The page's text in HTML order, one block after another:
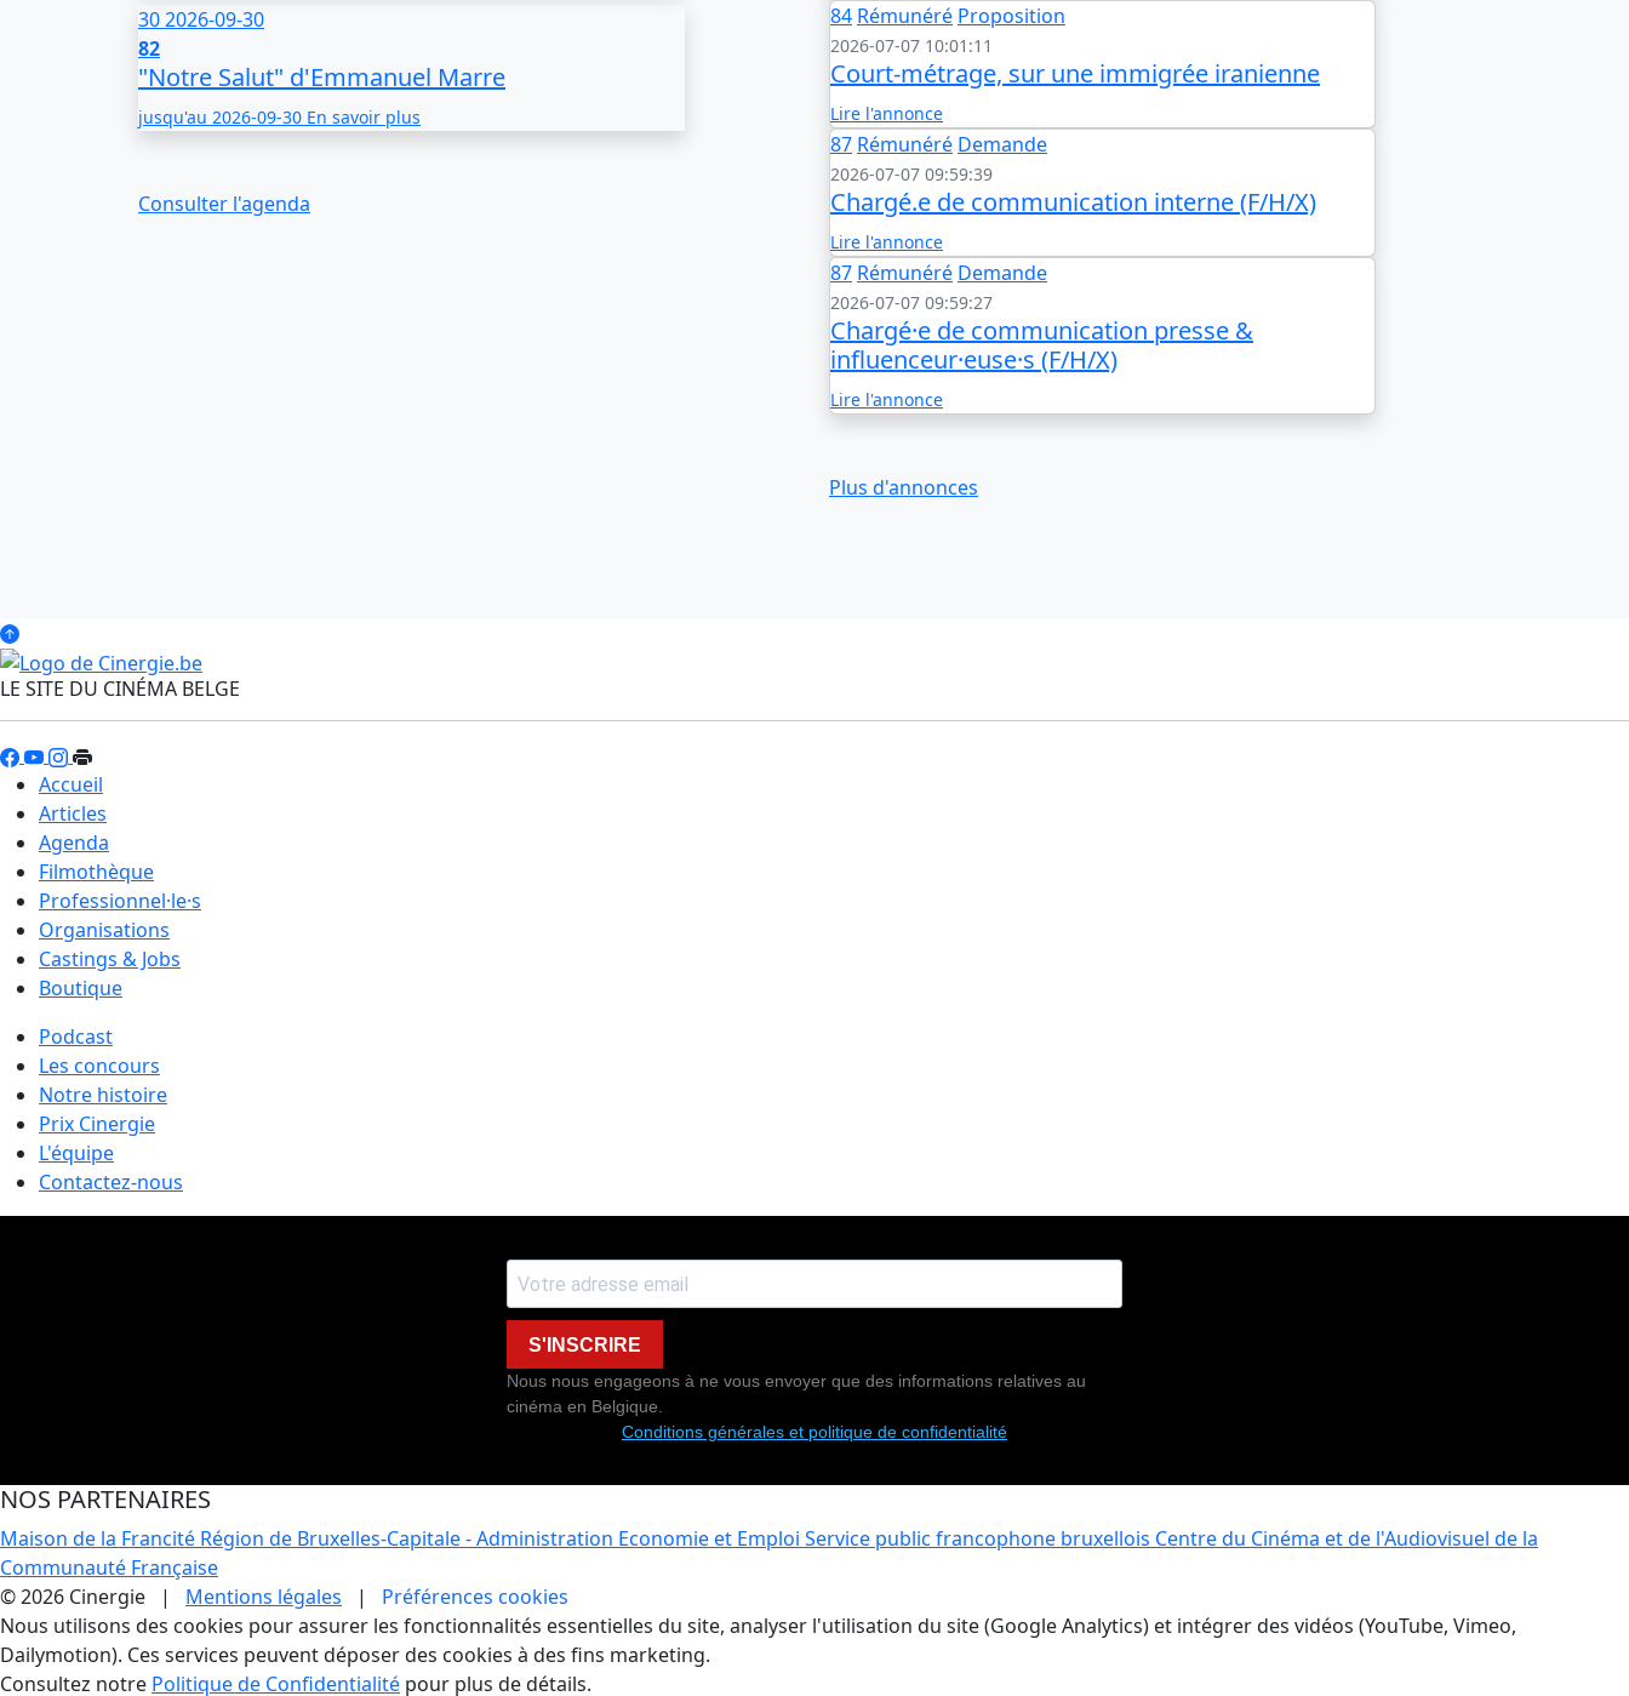
302026-09-30
82
"Notre Salut" d'Emmanuel Marre
jusqu'au 2026-09-30 En savoir plus
Consulter l'agenda
84 Rémunéré Proposition
2026-07-07 10:01:11
Court-métrage, sur une immigrée iranienne
Lire l'annonce
87 Rémunéré Demande
2026-07-07 09:59:39
Chargé.e de communication interne (F/H/X)
Lire l'annonce
87 Rémunéré Demande
2026-07-07 09:59:27
Chargé·e de communication presse &
influenceur·euse·s (F/H/X)
Lire l'annonce
Plus d'annonces
LE SITE DU CINÉMA BELGE
Accueil
Articles
Agenda
Filmothèque
Professionnel·le·s
Organisations
Castings & Jobs
Boutique
Podcast
Les concours
Notre histoire
Prix Cinergie
L'équipe
Contactez-nous
S'INSCRIRE
Nous nous engageons à ne vous envoyer que des informations relatives au
cinéma en Belgique.
Conditions générales et politique de confidentialité
NOS PARTENAIRES
Maison de la Francité Région de Bruxelles-Capitale - Administration Economie et Emploi Service public francophone bruxellois Centre du Cinéma et de l'Audiovisuel de la
Communauté Française
© 2026 Cinergie | Mentions légales | Préférences cookies
Gestion des Cookies
Nous utilisons des cookies pour assurer les fonctionnalités essentielles du site, analyser l'utilisation du site (Google Analytics) et intégrer des vidéos (YouTube, Vimeo,
Dailymotion). Ces services peuvent déposer des cookies à des fins marketing.
Consultez notre Politique de Confidentialité pour plus de détails.